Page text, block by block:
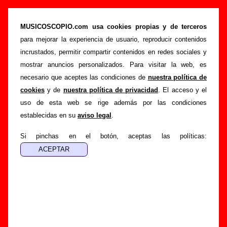
MUSICOSCOPIO.com usa cookies propias y de terceros
para mejorar la experiencia de usuario, reproducir contenidos
incrustados, permitir compartir contenidos en redes sociales y
mostrar anuncios personalizados. Para visitar la web, es
necesario que aceptes las condiciones de nuestra política de
cookies y de nuestra política de privacidad . El acceso y el
uso de esta web se rige además por las condiciones
establecidas en su aviso legal .
Si pinchas en el botón, aceptas las políticas:
Los Pilotos - Añadir o corregir información
Portada >Los Pilotos >Añadir
Si tienes información adicional, puedes enviar nueva
información o corregir la existente mediante el siguiente
formulario o escribiendo un e-mail a
guialven@musicoscopio.com.Gracias por tu
colaboración.
Nombre: